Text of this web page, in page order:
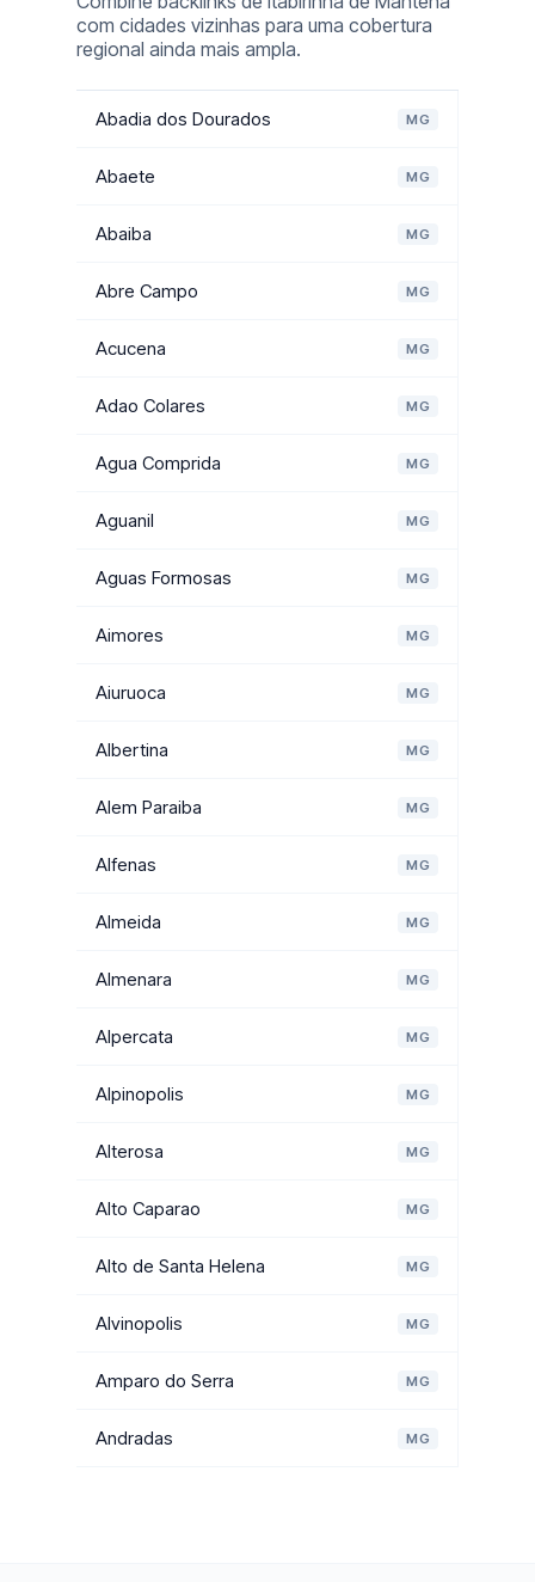
com cidades vizinhas para uma cobertura
regional ainda mais ampla.
Abadia dos Dourados MG
Abaete MG
Abaiba MG
Abre Campo MG
Acucena MG
Adao Colares MG
Agua Comprida MG
Aguanil MG
Aguas Formosas MG
Aimores MG
Aiuruoca MG
Albertina MG
Alem Paraiba MG
Alfenas MG
Almeida MG
Almenara MG
Alpercata MG
Alpinopolis MG
Alterosa MG
Alto Caparao MG
Alto de Santa Helena MG
Alvinopolis MG
Amparo do Serra MG
Andradas MG